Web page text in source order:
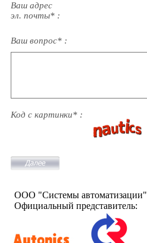
Ваш адрес
эл. почты* :
Ваш вопрос* :
Код с картинки* :
ООО "Системы автоматизации"
Официальный представитель: